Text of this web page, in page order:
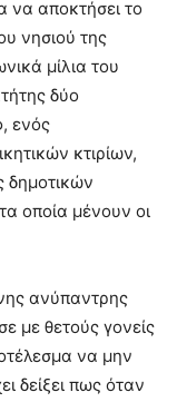
να αποκτήσει το
νησιού της
μίλια του
δύο
ενός
κτιρίων,
δημοτικών
οποία μένουν οι
ανύπαντρης
με θετούς γονείς
να μην
δείξει πως όταν